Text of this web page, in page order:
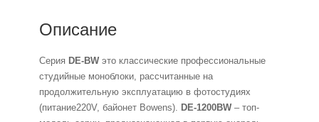
Описание
Серия DE-BW это классические профессиональные
студийные моноблоки, рассчитанные на
продолжительную эксплуатацию в фотостудиях
(питание220V, байонет Bowens). DE-1200BW – топ-